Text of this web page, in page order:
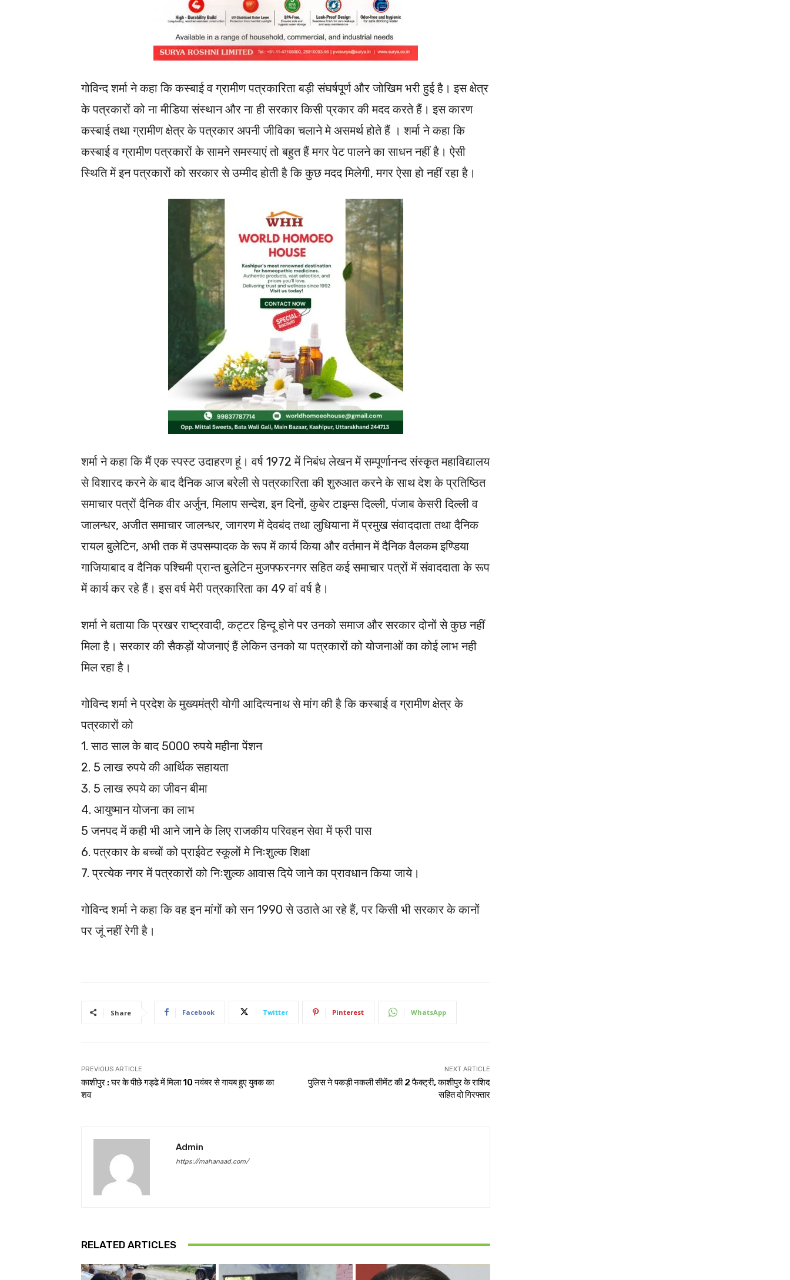
गोविन्द शर्मा ने कहा कि कस्बाई व ग्रामीण पत्रकारिता बड़ी संघर्षपूर्ण और जोखिम भरी हुई है। इस क्षेत्र
के पत्रकारों को ना मीडिया संस्थान और ना ही सरकार किसी प्रकार की मदद करते हैं। इस कारण
कस्बाई तथा ग्रामीण क्षेत्र के पत्रकार अपनी जीविका चलाने मे असमर्थ होते हैं । शर्मा ने कहा कि
कस्बाई व ग्रामीण पत्रकारों के सामने समस्याएं तो बहुत हैं मगर पेट पालने का साधन नहीं है। ऐसी
स्थिति में इन पत्रकारों को सरकार से उम्मीद होती है कि कुछ मदद मिलेगी, मगर ऐसा हो नहीं रहा है।
शर्मा ने कहा कि मैं एक स्पस्ट उदाहरण हूं। वर्ष 1972 में निबंध लेखन में सम्पूर्णानन्द संस्कृृत महाविद्यालय
से विशारद करने के बाद दैनिक आज बरेली से पत्रकारिता की शुरुआत करने के साथ देश के प्रतिष्ठित
समाचार पत्रों दैनिक वीर अर्जुन, मिलाप सन्देश, इन दिनों, कुबेर टाइम्स दिल्ली, पंजाब केसरी दिल्ली व
जालन्धर, अजीत समाचार जालन्धर, जागरण में देवबंद तथा लुधियाना में प्रमुख संवाददाता तथा दैनिक
रायल बुलेटिन, अभी तक में उपसम्पादक के रूप में कार्य किया और वर्तमान में दैनिक वैलकम इण्डिया
गाजियाबाद व दैनिक पश्चिमी प्रान्त बुलेटिन मुजफ्फरनगर सहित कई समाचार पत्रों में संवाददाता के रूप
में कार्य कर रहे हैं। इस वर्ष मेरी पत्रकारिता का 49 वां वर्ष है।
शर्मा ने बताया कि प्रखर राष्ट्रवादी, कट्टर हिन्दू होने पर उनको समाज और सरकार दोनों से कुछ नहीं
मिला है। सरकार की सैकड़ों योजनाएं हैं लेकिन उनको या पत्रकारों को योजनाओं का कोई लाभ नही
मिल रहा है।
गोविन्द शर्मा ने प्रदेश के मुख्यमंत्री योगी आदित्यनाथ से मांग की है कि कस्बाई व ग्रामीण क्षेत्र के
पत्रकारों को
1. साठ साल के बाद 5000 रुपये महीना पेंशन
2. 5 लाख रुपये की आर्थिक सहायता
3. 5 लाख रुपये का जीवन बीमा
4. आयुष्मान योजना का लाभ
5 जनपद में कही भी आने जाने के लिए राजकीय परिवहन सेवा में फ्री पास
6. पत्रकार के बच्चों को प्राईवेट स्कूलों मे निःशुल्क शिक्षा
7. प्रत्येक नगर में पत्रकारों को निःशुल्क आवास दिये जाने का प्रावधान किया जाये।
गोविन्द शर्मा ने कहा कि वह इन मांगों को सन 1990 से उठाते आ रहे हैं, पर किसी भी सरकार के कानों
पर जूं नहीं रेगी है।
Share Facebook Twitter Pinterest WhatsApp
PREVIOUS ARTICLE
काशीपुर : घर के पीछे गड्ढे में मिला 10 नवंबर से गायब हुए युवक का
शव
NEXT ARTICLE
पुलिस ने पकड़ी नकली सीमेंट की 2 फैक्ट्री, काशीपुर के राशिद
सहित दो गिरफ्तार
Admin
https://mahanaad.com/
RELATED ARTICLES